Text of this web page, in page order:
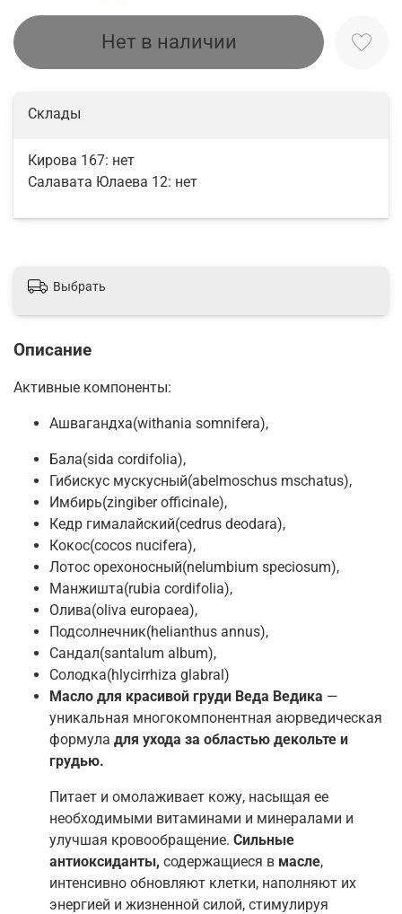
Нет в наличии
Склады
Кирова 167: нет
Салавата Юлаева 12: нет
Выбрать
Описание
Активные компоненты:
Ашвагандха(withania somnifera),
Бала(sida cordifolia),
Гибискус мускусный(abelmoschus mschatus),
Имбирь(zingiber officinale),
Кедр гималайский(cedrus deodara),
Кокос(cocos nucifera),
Лотос орехоносный(nelumbium speciosum),
Манжишта(rubia cordifolia),
Олива(oliva europaea),
Подсолнечник(helianthus annus),
Сандал(santalum album),
Солодка(hlycirrhiza glabral)
Масло для красивой груди Веда Ведика —
уникальная многокомпонентная аюрведическая
формула для ухода за областью декольте и
грудью.
Питает и омолаживает кожу, насыщая ее
необходимыми витаминами и минералами и
улучшая кровообращение. Сильные
антиоксиданты, содержащиеся в масле,
интенсивно обновляют клетки, наполняют их
энергией и жизненной силой, стимулируя